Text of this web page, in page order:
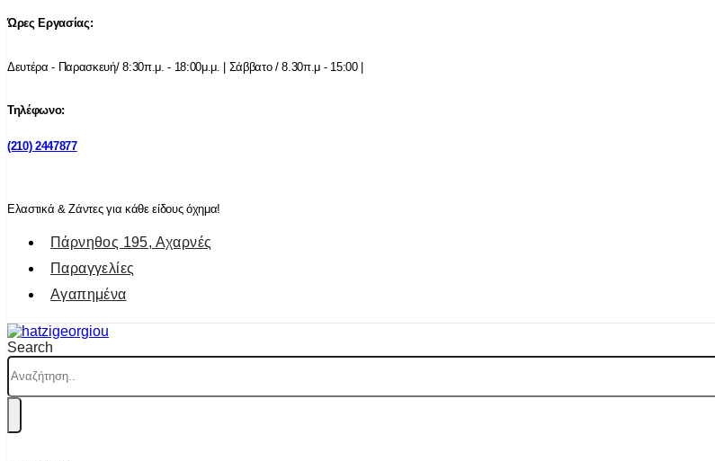
Ώρες Εργασίας:
Δευτέρα - Παρασκευή/ 8:30π.μ. - 18:00μ.μ. | Σάββατο / 8.30π.μ - 15:00 |
Τηλέφωνο:
(210) 2447877
Ελαστικά & Ζάντες για κάθε είδους όχημα!
Πάρνηθος 195, Αχαρνές
Παραγγελίες
Αγαπημένα
Search